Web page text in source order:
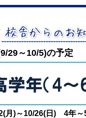
29～10/5)の予定
月)～10/26(日) 4年